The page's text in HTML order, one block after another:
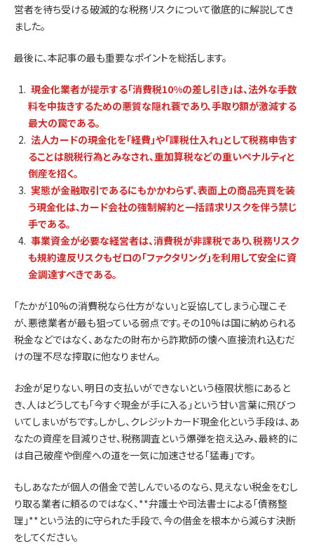
営者を待ち受ける破滅的な税務リスクについて徹底的に解説してき
ました。
最後に、本記事の最も重要なポイントを総括します。
現金化業者が提示する「消費税10%の差し引き」は、法外な手数
料を中抜きするための悪質な隠れ蓑であり、手取り額が激減する
最大の罠である。
法人カードの現金化を「経費」や「課税仕入れ」として税務申告す
ることは脱税行為とみなされ、重加算税などの重いペナルティと
倒産を招く。
実態が金融取引であるにもかかわらず、表面上の商品売買を装
う現金化は、カード会社の強制解約と一括請求リスクを伴う禁じ
手である。
事業資金が必要な経営者は、消費税が非課税であり、税務リスク
も規約違反リスクもゼロの「ファクタリング」を利用して安全に資
金調達すべきである。
「たかが10%の消費税なら仕方がない」と妥協してしまう心理こそ
が、悪徳業者が最も狙っている弱点です。その10%は国に納められる
税金などではなく、あなたの財布から詐欺師の懐へ直接流れ込むだ
けの理不尽な搾取に他なりません。
お金が足りない、明日の支払いができないという極限状態にあると
き、人はどうしても「今すぐ現金が手に入る」という甘い言葉に飛びつ
いてしまいがちです。しかし、クレジットカード現金化という手段は、あ
なたの資産を目減りさせ、税務調査という爆弾を抱え込み、最終的に
は自己破産や倒産への道を一気に加速させる「猛毒」です。
もしあなたが個人の借金で苦しんでいるのなら、見えない税金をむし
り取る業者に頼るのではなく、**弁護士や司法書士による「債務整
理」**という法的に守られた手段で、今の借金を根本から減らす決断
をしてください。